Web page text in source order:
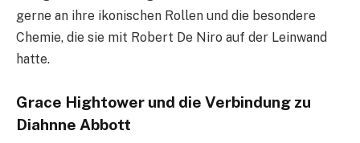
gerne an ihre ikonischen Rollen und die besondere
Chemie, die sie mit Robert De Niro auf der Leinwand
hatte.
Grace Hightower und die Verbindung zu
Diahnne Abbott